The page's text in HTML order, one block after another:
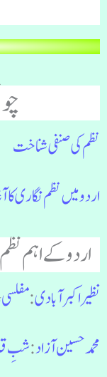
نظم کی صنفی شناخت
اردو میں نظم نگاری کا
اردو کے اہم
نظیر اکبر آبادی:مفلسی
محمد حسین آزاد:شبِ